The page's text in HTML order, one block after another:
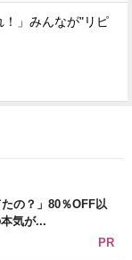
！」みんなが"リピ
の？」80％OFF以
気が...
PR